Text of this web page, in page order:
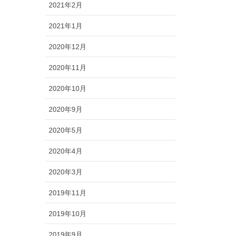
2021年2月
2021年1月
2020年12月
2020年11月
2020年10月
2020年9月
2020年5月
2020年4月
2020年3月
2019年11月
2019年10月